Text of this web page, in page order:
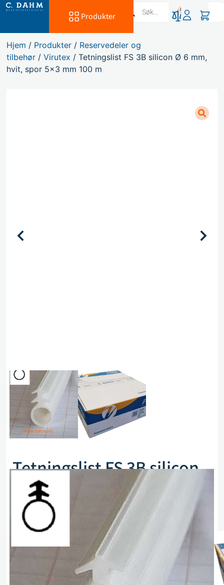
Produkter
0
Hjem / Produkter / Reservedeler og
tilbehør /Virutex / Tetningslist FS 3B silicon Ø 6 mm,
hvit, spor 5×3 mm 100 m
Tetningslist FS 3B silicon
Ø 6 mm, hvit, spor 5×3
mm 100 m
Artikkelnr. VIRUTEX 1204186
eks. mva
På lager (kan også restbestilles)